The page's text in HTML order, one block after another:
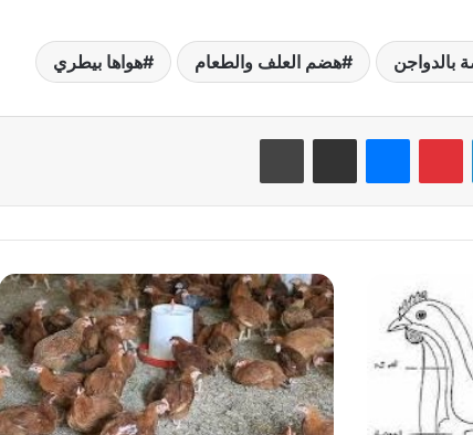
بالدواجن هضم العلف والطعام هواها بيطري
لينكدإن بينتيريستماسنجر مشاركة عبر البريد طباعة
الدواجن
تقضي
ربع
اليوم
في
«النبش»..
كيف